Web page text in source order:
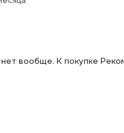
вообще. К покупке